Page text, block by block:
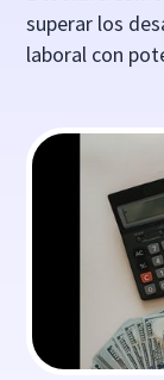
superar los
laboral con